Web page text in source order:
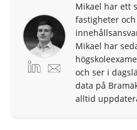
Mikael har ett
fastigheter
Mikael har
och ser i
data på
alltid